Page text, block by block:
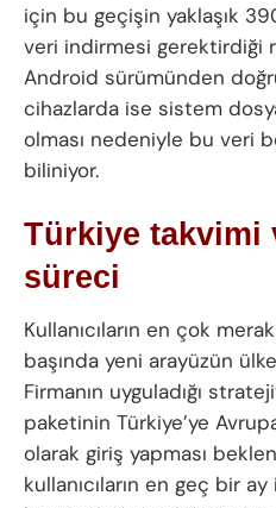
için bu geçişin yaklaşık
veri indirmesi gerektirdiği
Android sürümünden
cihazlarda ise sistem
olması nedeniyle bu veri
biliniyor.
Türkiye takvimi
süreci
Kullanıcıların en çok
başında yeni arayüzün
Firmanın uyguladığı
paketinin Türkiye’ye
olarak giriş yapması
kullanıcıların en geç bir